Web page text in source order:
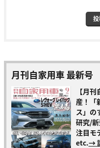
月刊自家用車 最新号
【月
産！「
ス」の
研究/
注目モ
etc.→